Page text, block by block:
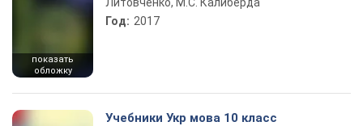
показать
обложку
Год: 2017
Учебники Укр мова 10 класс